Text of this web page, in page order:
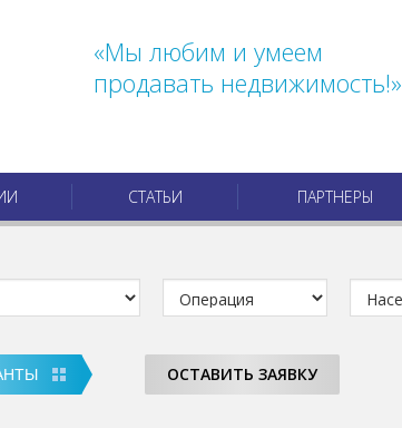
«Мы любим и умеем
продавать недвижимость!»
СТАТЬИ ПАРТНЕРЫ
ОСТАВИТЬ ЗАЯВКУ